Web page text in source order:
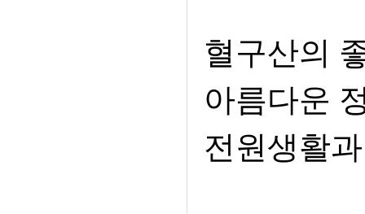
혈구산의
아름다운
전원생활